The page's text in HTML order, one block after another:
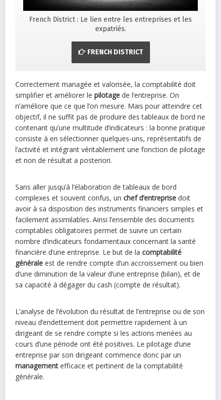
French District : Le lien entre les entreprises et les
expatriés.
FRENCH DISTRICT
Correctement managée et valorisée, la comptabilité doit
simplifier et améliorer lepilotage de l’entreprise. On
n’améliore que ce que l’on mesure. Mais pour atteindre cet
objectif, il ne suffit pas de produire des tableaux de bord ne
contenant qu’une multitude d’indicateurs : la bonne pratique
consiste à en sélectionner quelques-uns, représentatifs de
l’activité et intégrant véritablement une fonction de pilotage
et non de résultat a posteriori.
Sans aller jusqu’à l’élaboration de tableaux de bord
complexes et souvent confus, unchef d’entreprise doit
avoir à sa disposition des instruments financiers simples et
facilement assimilables. Ainsi l’ensemble des documents
comptables obligatoires permet de suivre un certain
nombre d’indicateurs fondamentaux concernant la santé
financière d’une entreprise. Le but de lacomptabilité
générale est de rendre compte d’un accroissement ou bien
d’une diminution de la valeur d’une entreprise (bilan), et de
sa capacité à dégager du cash (compte de résultat).
L’analyse de l’évolution du résultat de l’entreprise ou de son
niveau d’endettement doit permettre rapidement à un
dirigeant de se rendre compte si les actions menées au
cours d’une période ont été positives. Le pilotage d’une
entreprise par son dirigeant commence donc par un
management efficace et pertinent de la comptabilité
générale.